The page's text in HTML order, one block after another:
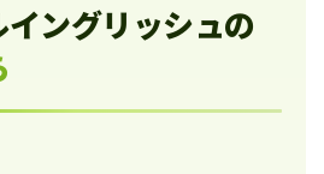
ングリッシュの